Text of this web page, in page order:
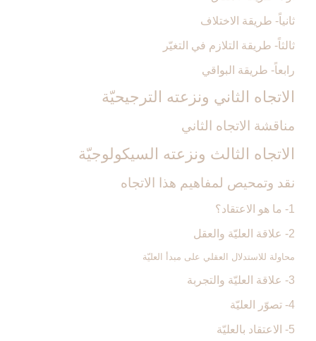
ثانياً- طريقة الاختلاف
ثالثاً- طريقة التلازم في التغيّر
رابعاً- طريقة البواقي
الاتجاه الثاني ونزعته الترجيحيّة
مناقشة الاتجاه الثاني
الاتجاه الثالث ونزعته السيكولوجيّة
نقد وتمحيص لمفاهيم هذا الاتجاه
1- ما هو الاعتقاد؟
2- علاقة العليّة والعقل
محاولة للاستدلال العقلي على مبدأ العليّة
3- علاقة العليّة والتجربة
4- تصوّر العليّة
5- الاعتقاد بالعليّة